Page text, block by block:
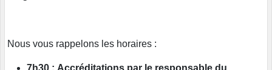
Nous vous rappelons les horaires :
7h30 : Accréditations par le responsable du